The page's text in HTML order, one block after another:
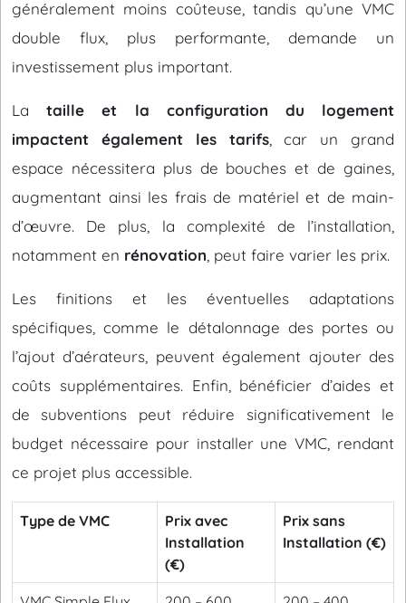
généralement moins coûteuse, tandis qu’une VMC
double flux, plus performante, demande un
investissement plus important.
Lataille et la configuration du logement
impactent également les tarifs, car un grand
espace nécessitera plus de bouches et de gaines,
augmentant ainsi les frais de matériel et de main-
d’œuvre. De plus, la complexité de l’installation,
notamment en rénovation , peut faire varier les prix.
Les finitions et les éventuelles adaptations
spécifiques, comme le détalonnage des portes ou
l’ajout d’aérateurs, peuvent également ajouter des
coûts supplémentaires. Enfin, bénéficier d’aides et
de subventions peut réduire significativement le
budget nécessaire pour installer une VMC, rendant
ce projet plus accessible.
Type de VMC
Prix avec
Installation
(€)
Prix sans
Installation (€)